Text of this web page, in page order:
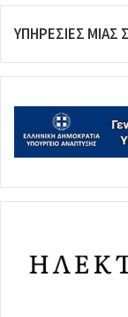
ΥΠΗΡΕΣΙΕΣ ΜΙΑΣ